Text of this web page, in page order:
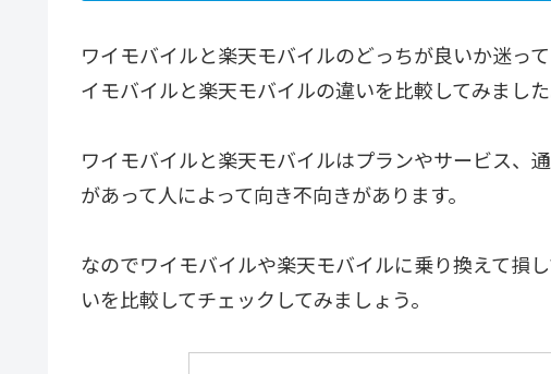
ワイモバイルと楽天モバイルのどっちが良いか迷っ
イモバイルと楽天モバイルの違いを比較してみました
ワイモバイルと楽天モバイルはプランやサービス、
があって人によって向き不向きがあります。
なのでワイモバイルや楽天モバイルに乗り換えて損
いを比較してチェックしてみましょう。